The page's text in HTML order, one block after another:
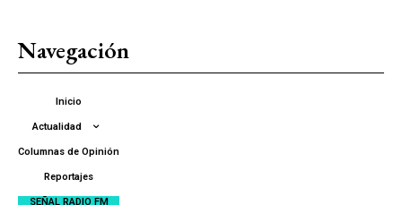
Navegación
Inicio
Actualidad
Columnas de Opinión
Reportajes
SEÑAL RADIO FM